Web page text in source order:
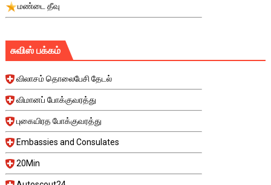
மண்டை தீவு
சுவிஸ் பக்கம்
விலாசம் தொலைபேசி தேடல்
விமானப் போக்குவரத்து
புகையிரத போக்குவரத்து
Embassies and Consulates
20Min